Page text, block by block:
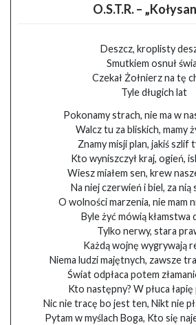
O.S.T.R. –
Deszcz, kroplisty
Smutkiem osnuł
Czekał Żołnierz na tę
Tyle długich lat
Pokonamy strach, nie ma w
Walcz tu za bliskich, mamy
Znamy misji plan, jakiś szlif
Kto wyniszczył kraj, ogień,
Wiesz miałem sen, krew
Na niej czerwień i biel, za nią
O wolności marzenia, nie mam
Byle żyć mówią kłamstwa
Tylko nerwy, stara
Każdą wojnę wygrywają
Niema ludzi majętnych, zawsze
Świat odpłaca potem
Kto następny? W płuca
Nic nie tracę bo jest ten, Nikt nie
Pytam w myślach Boga, Kto się